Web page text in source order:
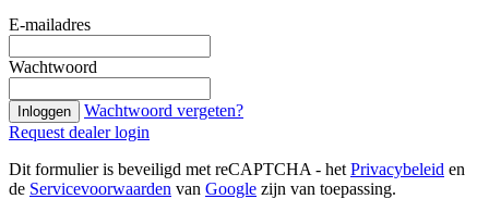
E-mailadres
Wachtwoord
Inloggen
Wachtwoord vergeten?
Request dealer login
Dit formulier is beveiligd met reCAPTCHA - het Privacybeleid en
de Servicevoorwaarden van Google zijn van toepassing.